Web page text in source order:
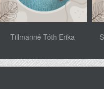
Tillmanné Tóth Erika